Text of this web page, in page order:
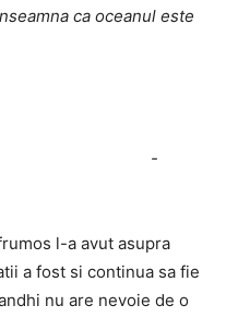
ca oceanul este
l-a avut asupra
a fost si continua sa fie
nu are nevoie de o